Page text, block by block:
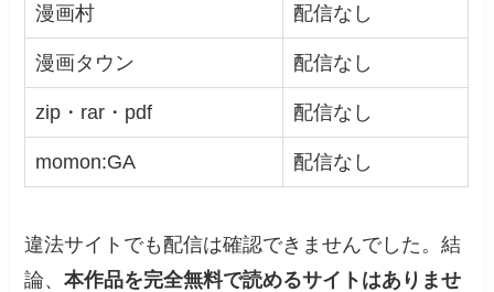
漫画村 配信なし
漫画タウン 配信なし
zip・rar・pdf 配信なし
momon:GA 配信なし
違法サイトでも配信は確認できませんでした。結
論、本作品を完全無料で読めるサイトはありませ